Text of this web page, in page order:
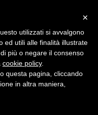
×
utilizzati si avvalgono
ed utili alle finalità illustrate
più o negare il consenso
cookie policy.
questa pagina, cliccando
in altra maniera,